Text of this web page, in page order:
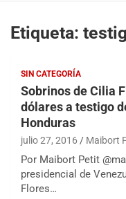
Etiqueta:
SIN CATEGORÍA
Sobrinos de Cilia
dólares a testigo
Honduras
julio 27, 2016 Maibort
Por Maibort Petit
presidencial de
Flores…